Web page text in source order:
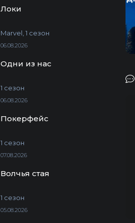
Локи
Marvel, 1 сезон
06.08.2026
Одни из нас
1 сезон
06.08.2026
Покерфейс
1 сезон
07.08.2026
Волчья стая
1 сезон
05.08.2026